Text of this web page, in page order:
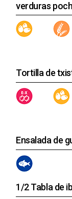
verduras
Tortilla de
Ensalada de
1/2 Tabla de